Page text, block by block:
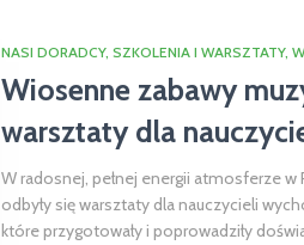
NASI DORADCY SZKOLENIA I WARSZTATY
Wiosenne zabawy
warsztaty dla
W radosnej, pełnej energii atmosferze w
odbyły się warsztaty dla nauczycieli
które przygotowały i poprowadziły